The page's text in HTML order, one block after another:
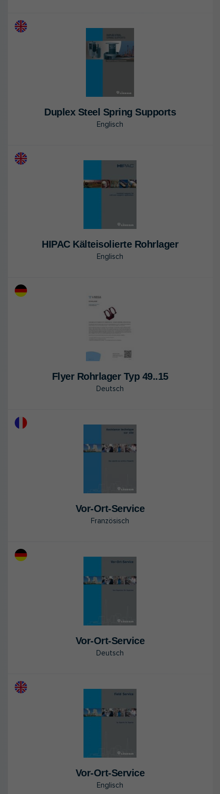
Du­plex Steel Spring Sup­ports
Englisch
HIPAC Kält­ei­so­lier­te Rohr­la­ger
Englisch
Flyer Rohr­la­ger Typ 49..15
Deutsch
Vor-Ort-Ser­vice
Französisch
Vor-Ort-Ser­vice
Deutsch
Vor-Ort-Ser­vice
Englisch